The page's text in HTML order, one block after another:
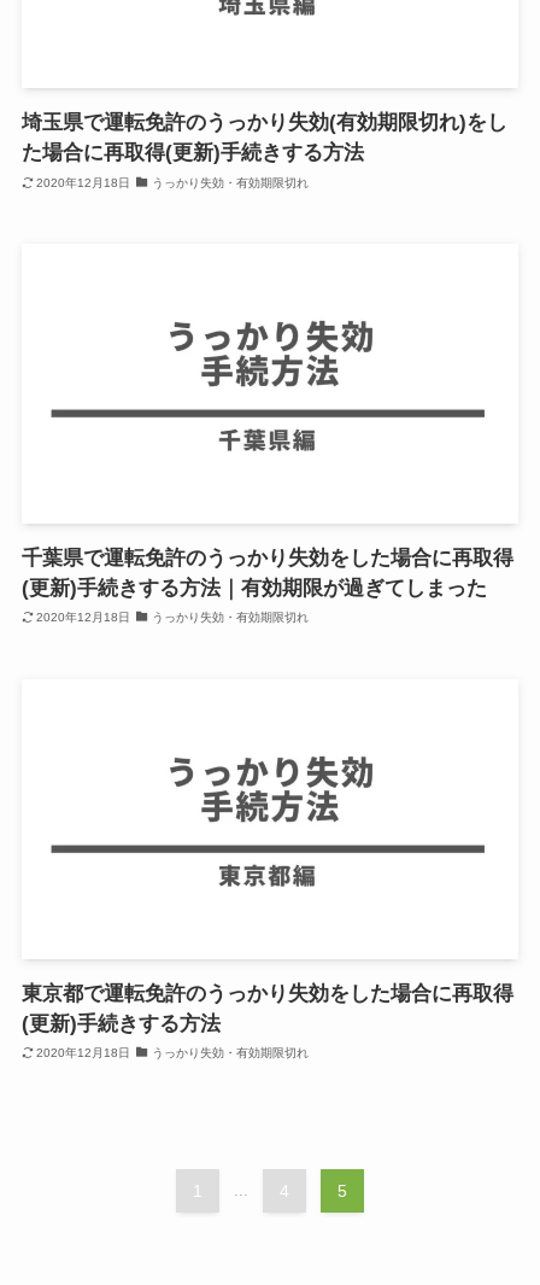
埼玉県で運転免許のうっかり失効(有効期限切れ)をし
た場合に再取得(更新)手続きする方法
2020年12月18日 うっかり失効・有効期限切れ
千葉県で運転免許のうっかり失効をした場合に再取得
(更新)手続きする方法｜有効期限が過ぎてしまった
2020年12月18日 うっかり失効・有効期限切れ
東京都で運転免許のうっかり失効をした場合に再取得
(更新)手続きする方法
2020年12月18日 うっかり失効・有効期限切れ
1 4 5